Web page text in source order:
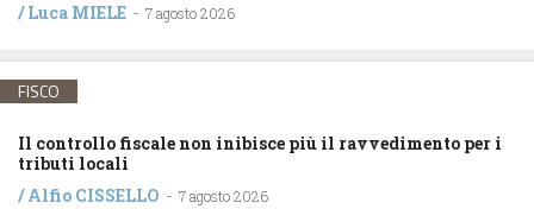
/Luca MIELE - 7 agosto 2026
FISCO
Il controllo fiscale non inibisce più il ravvedimento per i
tributi locali
/Alfio CISSELLO - 7 agosto 2026